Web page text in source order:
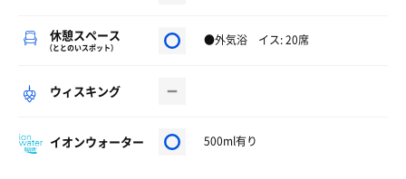
休憩スペース
（ととのいスポット） ●外気浴 イス: 20席
ウィスキング
イオンウォーター 500ml有り